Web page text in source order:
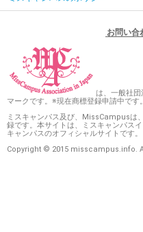
お問い合
は、一般社
マークです。※現在商標登録申請中です。
ミスキャンパス及び、MissCampusは
録です。本サイトは、ミスキャンパス
キャンパスのオフィシャルサイトです。
Copyright © 2015 misscampus.info.